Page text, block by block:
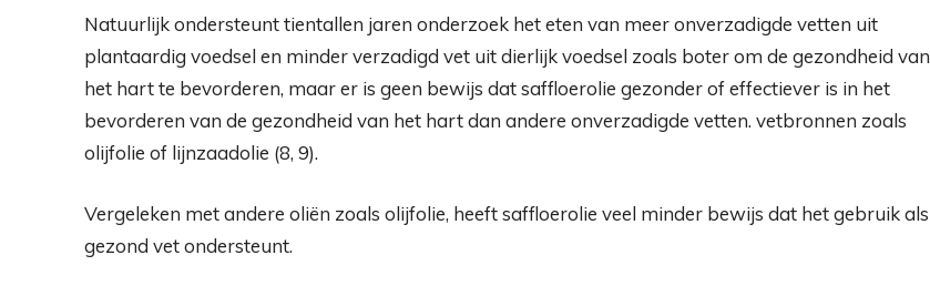
Natuurlijk ondersteunt tientallen jaren onderzoek het eten van meer onverzadigde vetten uit
plantaardig voedsel en minder verzadigd vet uit dierlijk voedsel zoals boter om de gezondheid van
het hart te bevorderen, maar er is geen bewijs dat saffloerolie gezonder of effectiever is in het
bevorderen van de gezondheid van het hart dan andere onverzadigde vetten. vetbronnen zoals
olijfolie of lijnzaadolie (8, 9).
Vergeleken met andere oliën zoals olijfolie, heeft saffloerolie veel minder bewijs dat het gebruik als
gezond vet ondersteunt.